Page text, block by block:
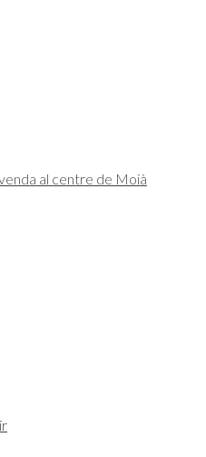
al centre de Moià